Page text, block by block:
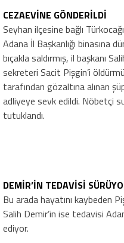
CEZAEVİNE GÖNDERİLDİ
Seyhan ilçesine bağlı
Adana İl Başkanlığı binasına
bıçakla saldırmış, il başkanı
sekreteri Sacit Pişgin’i
tarafından gözaltına alınan
adliyeye sevk edildi. Nöbetçi
tutuklandı.
DEMİR’İN TEDAVİSİ
Bu arada hayatını kaybeden
Salih Demir’in ise tedavisi
ediyor.